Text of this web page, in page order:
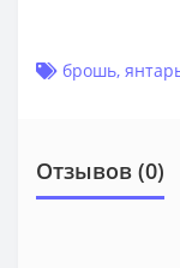
брошь,
Отзывов (0)